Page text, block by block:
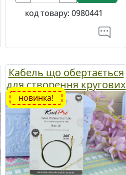
код товару: 0980441
Кабель що обертається
для створення кругових
спиць довжиною 50 см.
KnitPro 10572 чорний
новинка!